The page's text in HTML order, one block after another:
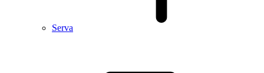
Serva